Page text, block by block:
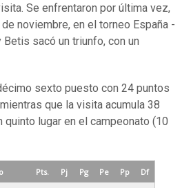
Se enfrentaron por última vez,
noviembre, en el torneo España -
sacó un triunfo, con un
sexto puesto con 24 puntos
que la visita acumula 38
quinto lugar en el campeonato (10
Pts. Pj Pg Pe Pp Df